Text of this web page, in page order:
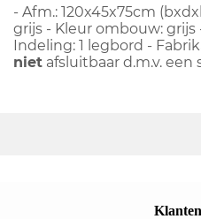
- Afm.: 120x45x75cm
grijs - Kleur ombouw: grijs
Indeling: 1 legbord -
niet afsluitbaar d.m.v. een